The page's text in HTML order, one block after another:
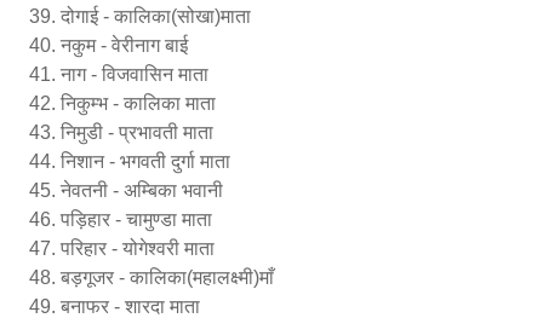
दोगाई - कालिका(सोखा)माता
नकुम - वेरीनाग बाई
नाग - विजवासिन माता
निकुम्भ - कालिका माता
निमुडी - प्रभावती माता
निशान - भगवती दुर्गा माता
नेवतनी - अम्बिका भवानी
पड़िहार - चामुण्डा माता
परिहार - योगेश्वरी माता
बड़गूजर - कालिका(महालक्ष्मी)माँ
बनाफर - शारदा माता